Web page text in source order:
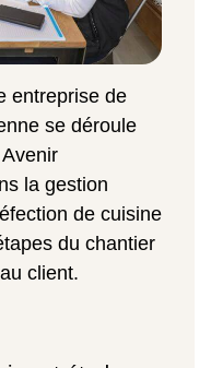
entreprise de
se déroule
la gestion
de cuisine
du chantier
client.